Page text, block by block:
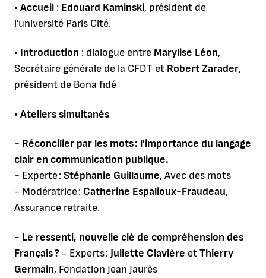
• Accueil : Edouard Kaminski, président de
l’université Paris Cité.
• Introduction : dialogue entre Marylise Léon,
Secrétaire générale de la CFDT et Robert Zarader,
président de Bona fidé
• Ateliers simultanés
- Réconcilier par les mots : l'importance du langage
clair en communication publique.
- Experte : Stéphanie Guillaume, Avec des mots
- Modératrice : Catherine Espalioux-Fraudeau,
Assurance retraite.
- Le ressenti, nouvelle clé de compréhension des
Français ? - Experts : Juliette Clavière etThierry
Germain, Fondation Jean Jaurès